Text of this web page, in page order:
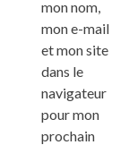
mon nom,
mon e-mail
et mon site
dans le
navigateur
pour mon
prochain